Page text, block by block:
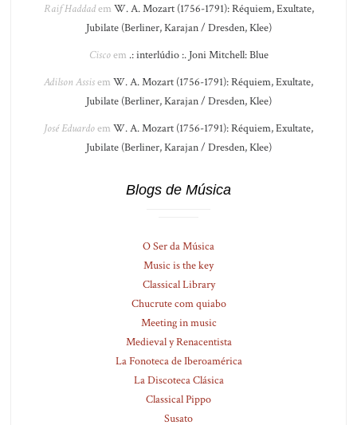
Raif Haddadem W. A. Mozart (1756-1791): Réquiem, Exultate,
Jubilate (Berliner, Karajan / Dresden, Klee)
Ciscoem .: interlúdio :. Joni Mitchell: Blue
Adilson Assisem W. A. Mozart (1756-1791): Réquiem, Exultate,
Jubilate (Berliner, Karajan / Dresden, Klee)
José Eduardoem W. A. Mozart (1756-1791): Réquiem, Exultate,
Jubilate (Berliner, Karajan / Dresden, Klee)
Blogs de Música
O Ser da Música
Music is the key
Classical Library
Chucrute com quiabo
Meeting in music
Medieval y Renacentista
La Fonoteca de Iberoamérica
La Discoteca Clásica
Classical Pippo
Susato